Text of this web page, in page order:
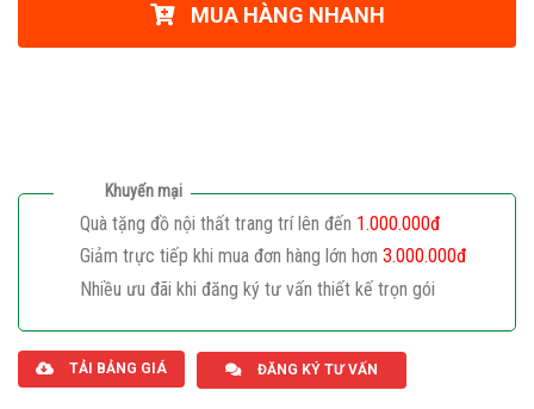
MUA HÀNG NHANH
Khuyến mại
Quà tặng đồ nội thất trang trí lên đến 1.000.000đ
Giảm trực tiếp khi mua đơn hàng lớn hơn 3.000.000đ
Nhiều ưu đãi khi đăng ký tư vấn thiết kế trọn gói
TẢI BẢNG GIÁ ĐĂNG KÝ TƯ VẤN